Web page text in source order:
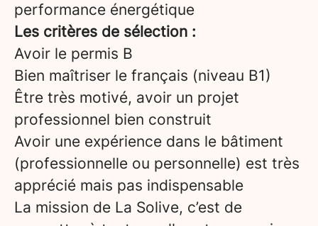
performance énergétique
Les critères de sélection :
Avoir le permis B
Bien maîtriser le français (niveau B1)
Être très motivé, avoir un projet
professionnel bien construit
Avoir une expérience dans le bâtiment
(professionnelle ou personnelle) est très
apprécié mais pas indispensable
La mission de La Solive, c’est de